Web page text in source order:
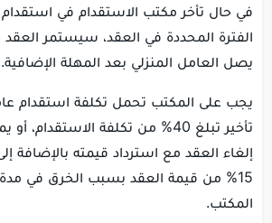
في حال تأخر مكتب الاستقدام في
الفترة المحددة في العقد، سيستمر العقد
يصل العامل المنزلي بعد المهلة الإضافية.
يجب على المكتب تحمل تكلفة استقدام
تأخير تبلغ 40% من تكلفة
إلغاء العقد مع استرداد قيمته بالإضافة
15% من قيمة العقد بسبب الخرق في
المكتب.